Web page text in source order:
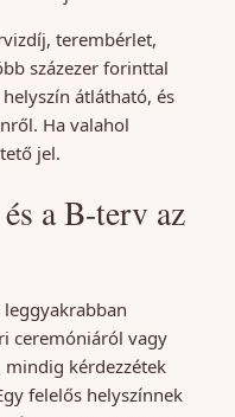
terembérlet,
százezer forinttal
átlátható, és
Ha valahol
jel.
a B-terv az
ceremóniáról vagy
kérdezzétek
felelős helyszínnek